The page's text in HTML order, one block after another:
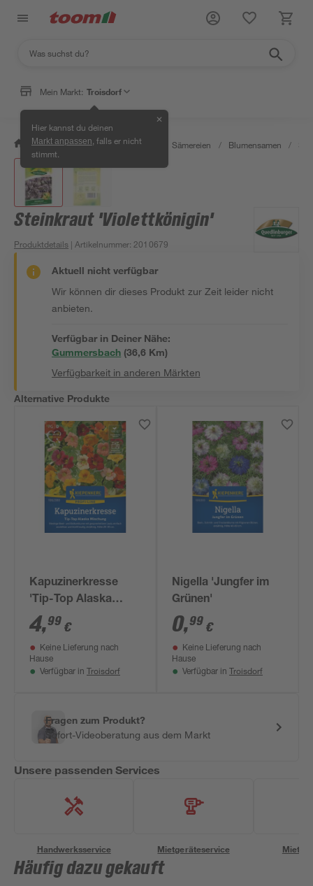
Mein Markt: Troisdorf
Hier kannst du deinen
Markt anpassen , falls er nicht
stimmt.
✕
/ Garten & Freizeit / Pflanzen Sämereien / Blumensamen /
Steinkraut 'Violettkönigin'
Produktdetails | Artikelnummer: 2010679
Aktuell nicht verfügbar
Wir können dir dieses Produkt zur Zeit leider nicht
anbieten.
Verfügbar in Deiner Nähe:
Gummersbach (36,6 Km)
Verfügbarkeit in anderen Märkten
Alternative Produkte
Kapuzinerkresse
'Tip-Top Alaska
Mischung'
4,99 €
Keine Lieferung nach
Hause
Verfügbar in Troisdorf
Nigella 'Jungfer im
Grünen'
0,99 €
Keine Lieferung nach
Hause
Verfügbar in Troisdorf
Fragen zum Produkt?
Sofort-Videoberatung aus dem Markt
Unsere passenden Services
Handwerksservice Mietgeräteservice
Häufig dazu gekauft